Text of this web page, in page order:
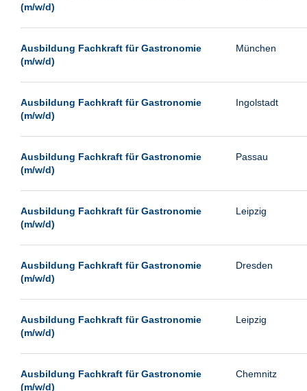
Siegburg
Siegen
Viernheim
Wetzlar
Wust/Brandenburg
(m/w/d)
Ausbildung Fachkraft für Gastronomie
(m/w/d)
München
Ausbildung Fachkraft für Gastronomie
(m/w/d)
Ingolstadt
Ausbildung Fachkraft für Gastronomie
(m/w/d)
Passau
Ausbildung Fachkraft für Gastronomie
(m/w/d)
Leipzig
Ausbildung Fachkraft für Gastronomie
(m/w/d)
Dresden
Ausbildung Fachkraft für Gastronomie
(m/w/d)
Leipzig
Ausbildung Fachkraft für Gastronomie
(m/w/d)
Chemnitz